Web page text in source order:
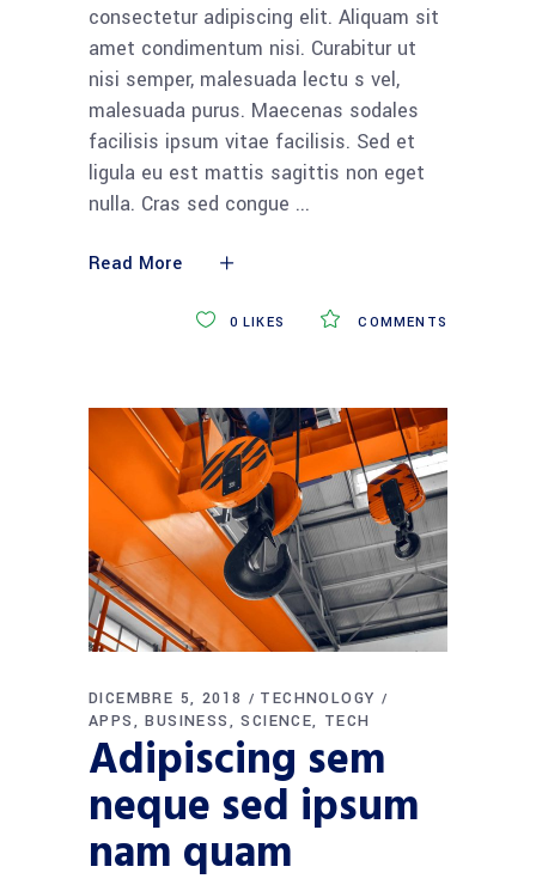
consectetur adipiscing elit. Aliquam sit
amet condimentum nisi. Curabitur ut
nisi semper, malesuada lectu s vel,
malesuada purus. Maecenas sodales
facilisis ipsum vitae facilisis. Sed et
ligula eu est mattis sagittis non eget
nulla. Cras sed congue
Read More
COMMENTS
0 LIKES
DICEMBRE 5, 2018
TECHNOLOGY
APPS
BUSINESS SCIENCE TECH
Adipiscing sem
neque sed ipsum
nam quam